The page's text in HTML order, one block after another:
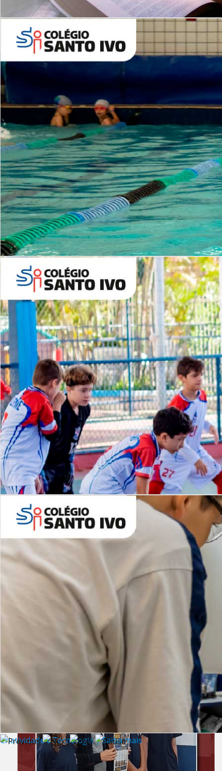
Leituras Literárias
Período Integral | Saiba mais
Desafios | Saiba mais
Criatividade e Tecnologia | Saiba mais
ALUNOS NOVOS
Entre em Contato
INSTITUCIONAL
Lista de vídeos
NOSSOCANAL